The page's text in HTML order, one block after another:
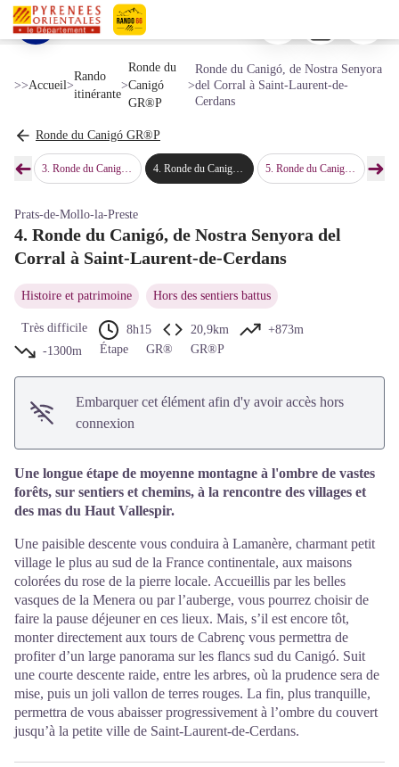
Pyrénées-Orientales Le Département
Voir l'image en plein écran
>>Accueil>
Rando
itinérante
>
Ronde du
Canigó
GR®P
>
Ronde du Canigó, de Nostra Senyora
del Corral à Saint-Laurent-de-
Cerdans
Ronde du Canigó GR®P
➜Étape précédente
3. Ronde du Canigó, des Conques à Nostra Senyora del Corral 4.Ronde du Canigó, de Nostra Senyora del Corral à Saint-Laurent-de-Cerdans 5. Ronde du Canigó, de Saint-Laurent-de-Cerdans à Arles-sur-Tech 6.
➜
Prats-de-Mollo-la-Preste
4. Ronde du Canigó, de Nostra Senyora del
Corral à Saint-Laurent-de-Cerdans
Histoire et patrimoine Hors des sentiers battus
Très difficile 8h15 20,9km
+873m
-1300m
Étape GR® GR®P
Embarquer cet élément afin d'y avoir accès hors
connexion
Une longue étape de moyenne montagne à l'ombre de vastes
forêts, sur sentiers et chemins, à la rencontre des villages et
des mas du Haut Vallespir.
Une paisible descente vous conduira à Lamanère, charmant petit
village le plus au sud de la France continentale, aux maisons
colorées du rose de la pierre locale. Accueillis par les belles
vasques de la Menera ou par l’auberge, vous pourrez choisir de
faire la pause déjeuner en ces lieux. Mais, s’il est encore tôt,
monter directement aux tours de Cabrenç vous permettra de
profiter d’un large panorama sur les flancs sud du Canigó. Suit
une courte descente raide, entre les arbres, où la prudence sera de
mise, puis un joli vallon de terres rouges. La fin, plus tranquille,
permettra de vous abaisser progressivement à l’ombre du couvert
jusqu’à la petite ville de Saint-Laurent-de-Cerdans.